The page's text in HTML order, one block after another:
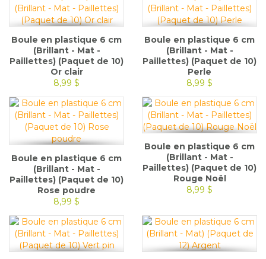
Boule en plastique 6 cm
(Brillant - Mat -
Paillettes) (Paquet de 10)
Or clair
8,99 $
Boule en plastique 6 cm
(Brillant - Mat -
Paillettes) (Paquet de 10)
Perle
8,99 $
Boule en plastique 6 cm
(Brillant - Mat -
Paillettes) (Paquet de 10)
Rose poudre
8,99 $
Boule en plastique 6 cm
(Brillant - Mat -
Paillettes) (Paquet de 10)
Rouge Noël
8,99 $